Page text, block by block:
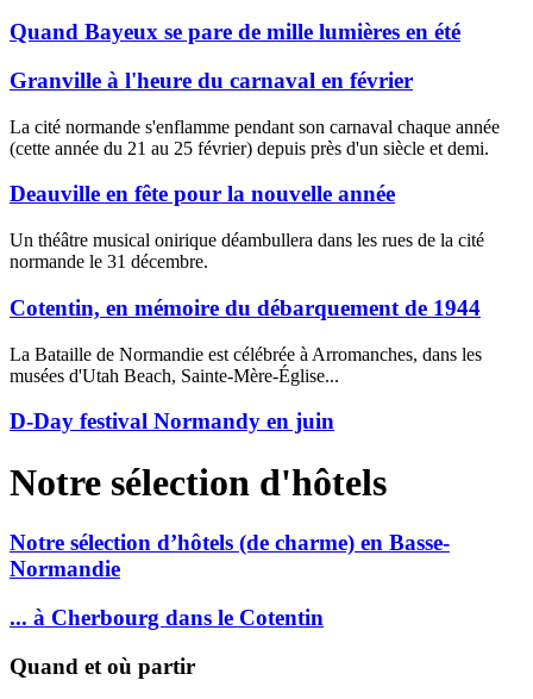
Quand Bayeux se pare de mille lumières en été
Granville à l'heure du carnaval en février
La cité normande s'enflamme pendant son carnaval chaque année
(cette année du 21 au 25 février) depuis près d'un siècle et demi.
Deauville en fête pour la nouvelle année
Un théâtre musical onirique déambullera dans les rues de la cité
normande le 31 décembre.
Cotentin, en mémoire du débarquement de 1944
La Bataille de Normandie est célébrée à Arromanches, dans les
musées d'Utah Beach, Sainte-Mère-Église...
D-Day festival Normandy en juin
Notre sélection d'hôtels
Notre sélection d’hôtels (de charme) en Basse-
Normandie
... à Cherbourg dans le Cotentin
Quand et où partir